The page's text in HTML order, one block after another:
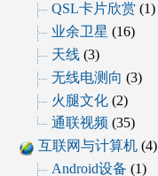
QSL卡片欣赏 (1)
业余卫星 (16)
天线(3)
无线电测向 (3)
火腿文化(2)
通联视频 (35)
互联网与计算机(4)
Android设备 (1)